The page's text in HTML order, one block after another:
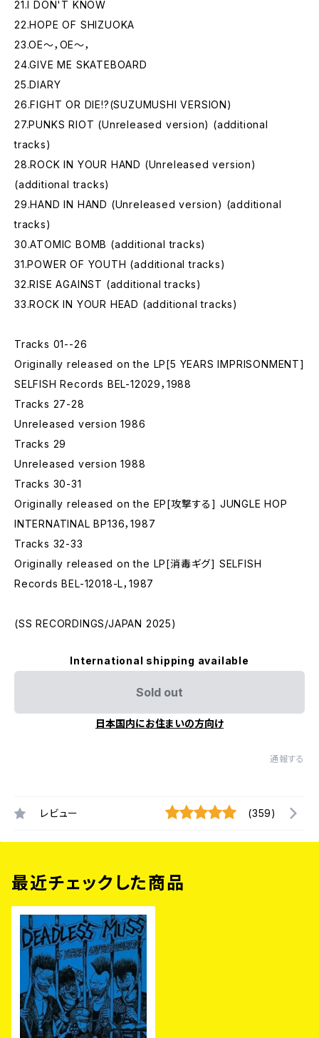
21.I DON'T KNOW
22.HOPE OF SHIZUOKA
23.OE～，OE～，
24.GIVE ME SKATEBOARD
25.DIARY
26.FIGHT OR DIE!?(SUZUMUSHI VERSION)
27.PUNKS RIOT (Unreleased version) (additional
tracks)
28.ROCK IN YOUR HAND (Unreleased version)
(additional tracks)
29.HAND IN HAND (Unreleased version) (additional
tracks)
30.ATOMIC BOMB (additional tracks)
31.POWER OF YOUTH (additional tracks)
32.RISE AGAINST (additional tracks)
33.ROCK IN YOUR HEAD (additional tracks)
Tracks 01--26
Originally released on the LP[5 YEARS IMPRISONMENT]
SELFISH Records BEL-12029，1988
Tracks 27-28
Unreleased version 1986
Tracks 29
Unreleased version 1988
Tracks 30-31
Originally released on the EP[攻撃する] JUNGLE HOP
INTERNATINAL BP136，1987
Tracks 32-33
Originally released on the LP[消毒ギグ] SELFISH
Records BEL-12018-L，1987
(SS RECORDINGS/JAPAN 2025)
International shipping available
Sold out
日本国内にお住まいの方向け
通報する
レビュー (359)
最近チェックした商品